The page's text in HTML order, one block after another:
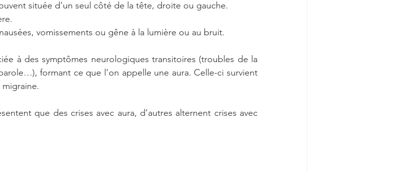
située d’un seul côté de la tête, droite ou gauche.
vomissements ou gêne à la lumière ou au bruit.
à des symptômes neurologiques transitoires (troubles de la
formant ce que l’on appelle une aura. Celle-ci survient
migraine.
que des crises avec aura, d’autres alternent crises avec